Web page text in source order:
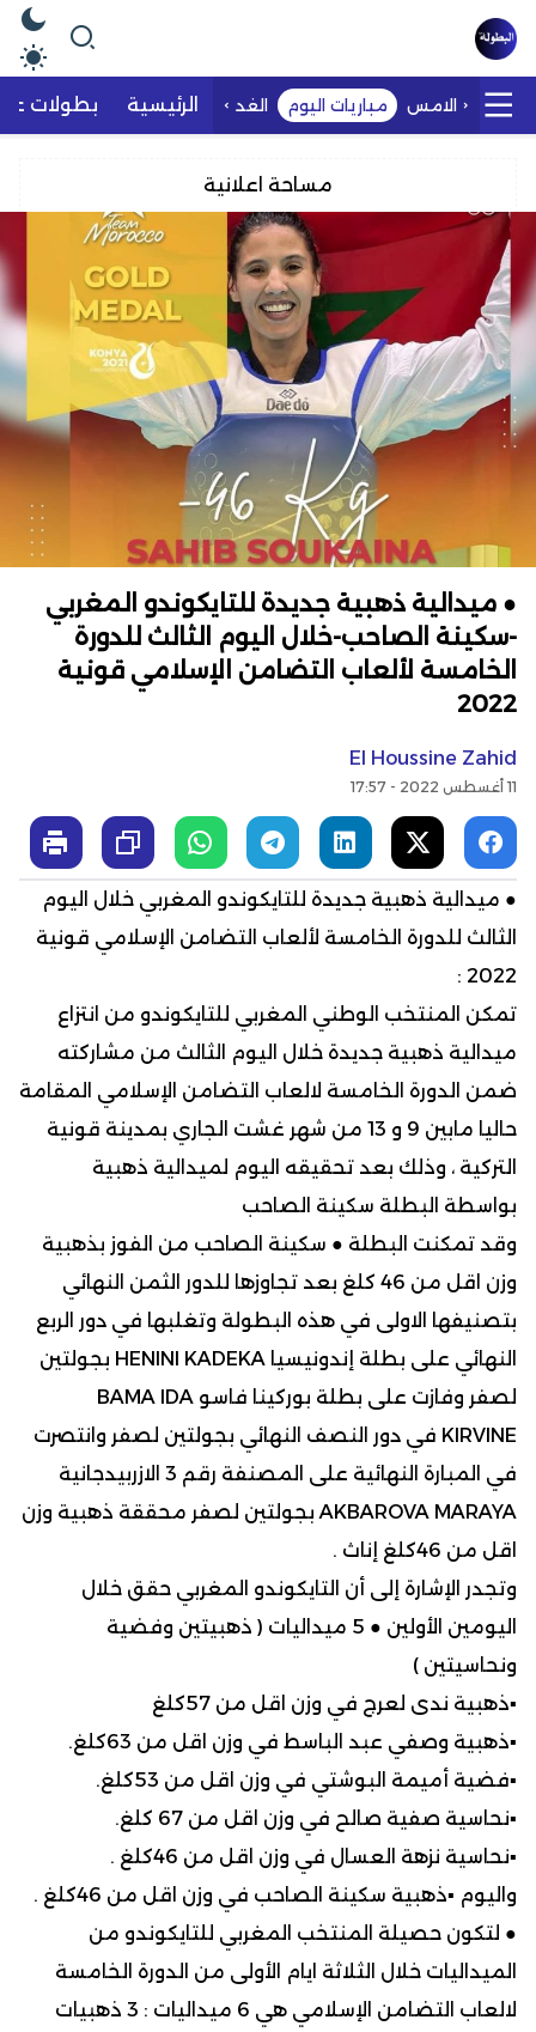
الامس مباريات اليوم الغد الرئيسية بطولات
مساحة اعلانية
● ميدالية ذهبية جديدة للتايكوندو المغربي
-سكينة الصاحب-خلال اليوم الثالث للدورة
الخامسة لألعاب التضامن الإسلامي قونية
2022
El Houssine Zahid
11 أغسطس 2022 - 17:57
● ميدالية ذهبية جديدة للتايكوندو المغربي خلال اليوم
الثالث للدورة الخامسة لألعاب التضامن الإسلامي قونية
2022 :
تمكن المنتخب الوطني المغربي للتايكوندو من انتزاع
ميدالية ذهبية جديدة خلال اليوم الثالث من مشاركته
ضمن الدورة الخامسة لالعاب التضامن الإسلامي المقامة
حاليا مابين 9 و 13 من شهر غشت الجاري بمدينة قونية
التركية ، وذلك بعد تحقيقه اليوم لميدالية ذهبية
بواسطة البطلة سكينة الصاحب
وقد تمكنت البطلة ● سكينة الصاحب من الفوز بذهبية
وزن اقل من 46 كلغ بعد تجاوزها للدور الثمن النهائي
بتصنيفها الاولى في هذه البطولة وتغلبها في دور الربع
النهائي على بطلة إندونيسيا HENINI KADEKA بجولتين
لصفر وفازت على بطلة بوركينا فاسو BAMA IDA
KIRVINE في دور النصف النهائي بجولتين لصفر وانتصرت
في المبارة النهائية على المصنفة رقم 3 الازربيدجانية
AKBAROVA MARAYA بجولتين لصفر محققة ذهبية وزن
اقل من 46كلغ إناث .
وتجدر الإشارة إلى أن التايكوندو المغربي حقق خلال
اليومين الأولين ● 5 ميداليات ( ذهبيتين وفضية
ونحاسيتين )
▪︎ذهبية ندى لعرج في وزن اقل من 57كلغ
▪︎ذهبية وصفي عبد الباسط في وزن اقل من 63كلغ.
▪︎فضية أميمة البوشتي في وزن اقل من 53كلغ.
▪︎نحاسية صفية صالح في وزن اقل من 67 كلغ.
▪︎نحاسية نزهة العسال في وزن اقل من 46كلغ .
واليوم ▪︎ذهبية سكينة الصاحب في وزن اقل من 46كلغ .
● لتكون حصيلة المنتخب المغربي للتايكوندو من
الميداليات خلال الثلاثة ايام الأولى من الدورة الخامسة
لالعاب التضامن الإسلامي هي 6 ميداليات : 3 ذهبيات